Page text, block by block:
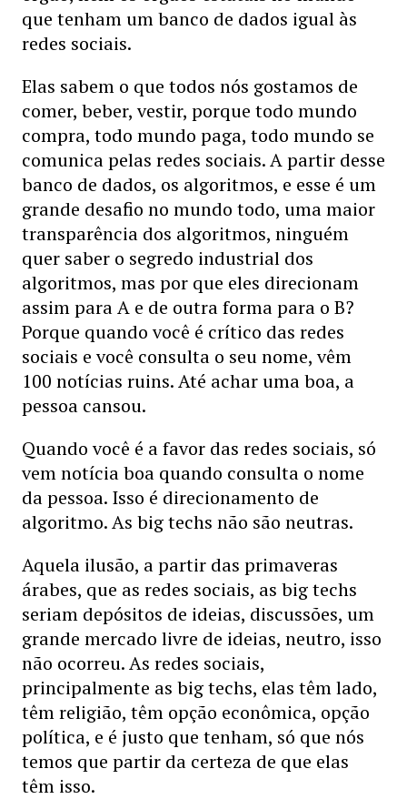
que tenham um banco de dados igual às
redes sociais.
Elas sabem o que todos nós gostamos de
comer, beber, vestir, porque todo mundo
compra, todo mundo paga, todo mundo se
comunica pelas redes sociais. A partir desse
banco de dados, os algoritmos, e esse é um
grande desafio no mundo todo, uma maior
transparência dos algoritmos, ninguém
quer saber o segredo industrial dos
algoritmos, mas por que eles direcionam
assim para A e de outra forma para o B?
Porque quando você é crítico das redes
sociais e você consulta o seu nome, vêm
100 notícias ruins. Até achar uma boa, a
pessoa cansou.
Quando você é a favor das redes sociais, só
vem notícia boa quando consulta o nome
da pessoa. Isso é direcionamento de
algoritmo. As big techs não são neutras.
Aquela ilusão, a partir das primaveras
árabes, que as redes sociais, as big techs
seriam depósitos de ideias, discussões, um
grande mercado livre de ideias, neutro, isso
não ocorreu. As redes sociais,
principalmente as big techs, elas têm lado,
têm religião, têm opção econômica, opção
política, e é justo que tenham, só que nós
temos que partir da certeza de que elas
têm isso.